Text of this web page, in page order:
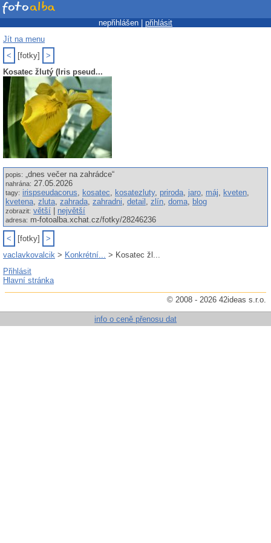
nepřihlášen | přihlásit
Jít na menu
<
[fotky]
>
Kosatec žlutý (Iris pseud...
popis: „dnes večer na zahrádce“
nahrána: 27.05.2026
tagy: irispseudacorus, kosatec, kosatezluty, priroda, jaro, máj, kveten,
kvetena, zluta, zahrada, zahradni, detail , zlín, doma, blog
zobrazit: větší největší
adresa: m-fotoalba.xchat.cz/fotky/28246236
< [fotky]
>
vaclavkovalcik > Konkrétní... > Kosatec žl...
Přihlásit
Hlavní stránka
© 2008 - 2026 42ideas s.r.o.
info o ceně přenosu dat